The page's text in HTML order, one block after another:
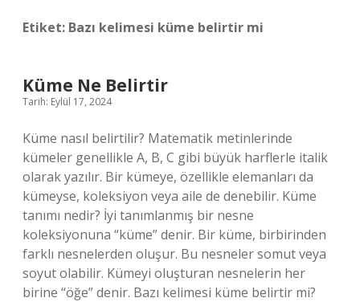
Etiket: Bazı kelimesi küme belirtir mi
Küme Ne Belirtir
Tarih: Eylül 17, 2024
Küme nasıl belirtilir? Matematik metinlerinde
kümeler genellikle A, B, C gibi büyük harflerle italik
olarak yazılır. Bir kümeye, özellikle elemanları da
kümeyse, koleksiyon veya aile de denebilir. Küme
tanımı nedir? İyi tanımlanmış bir nesne
koleksiyonuna “küme” denir. Bir küme, birbirinden
farklı nesnelerden oluşur. Bu nesneler somut veya
soyut olabilir. Kümeyi oluşturan nesnelerin her
birine “öğe” denir. Bazı kelimesi küme belirtir mi?